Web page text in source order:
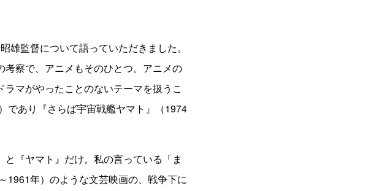
監督について語っていただきました。
察で、アニメもそのひとつ。アニメの
マがやったことのないテーマを扱うこ
であり『さらば宇宙戦艦ヤマト』（1974
『ヤマト』だけ。私の言っている「ま
1961年）のような文芸映画の、戦争下に